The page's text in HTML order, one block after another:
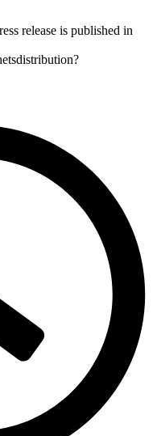
release is published in